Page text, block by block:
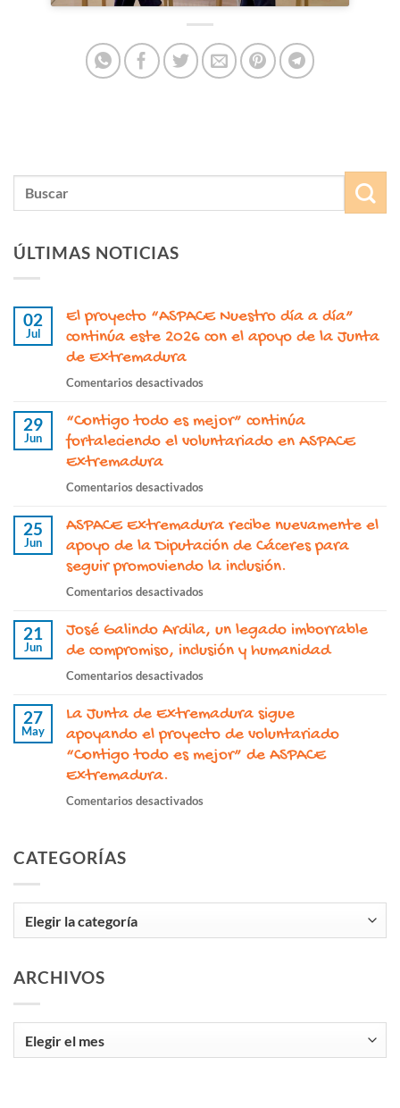
ÚLTIMAS NOTICIAS
02
Jul
El proyecto “ASPACE Nuestro día a día”
continúa este 2026 con el apoyo de la Junta
de Extremadura
Comentarios desactivadosen
proyecto
“ASPACE
a
continúa
este
2026
apoyo
de
Junta
Extremadura
29
Jun
“Contigo todo es mejor” continúa
fortaleciendo el voluntariado en ASPACE
Extremadura
Comentarios desactivadosen
todo
es
mejor”
fortaleciendo
voluntariado
en
25
Jun
ASPACE Extremadura recibe nuevamente el
apoyo de la Diputación de Cáceres para
seguir promoviendo la inclusión.
Comentarios desactivadosen
Extremadura
recibe
nuevamente
de
la
Diputación
21
Jun
José Galindo Ardila, un legado imborrable
de compromiso, inclusión y humanidad
Comentarios desactivadosen
Galindo
Ardila,
un
legado
de
27
May
La Junta de Extremadura sigue
apoyando el proyecto de voluntariado
“Contigo todo es mejor” de ASPACE
Extremadura.
Comentarios desactivadosen
mejor”
ASPACE
CATEGORÍAS
Categorías
ARCHIVOS
Archivos